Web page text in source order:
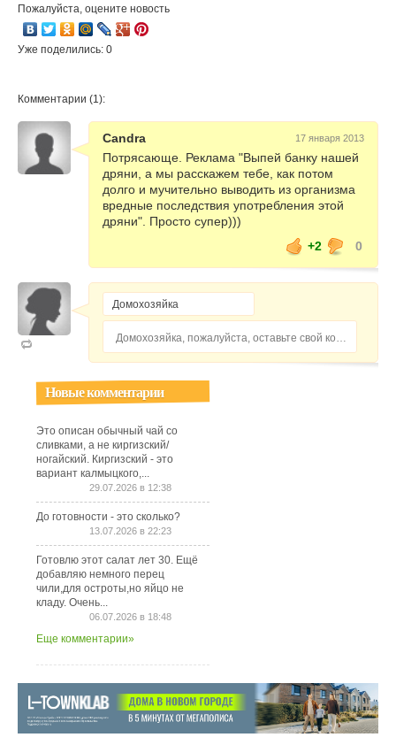
Пожалуйста, оцените новость
Уже поделились: 0
Комментарии (1):
Candra 17 января 2013
Потрясающе. Реклама "Выпей банку нашей
дряни, а мы расскажем тебе, как потом
долго и мучительно выводить из организма
вредные последствия употребления этой
дряни". Просто супер)))
+2
0
Домохозяйка, пожалуйста, оставьте свой комментарий...
Новые комментарии
Это описан обычный чай со
сливками, а не киргизский/
ногайский. Киргизский - это
вариант калмыцкого,...
29.07.2026 в 12:38
До готовности - это сколько?
13.07.2026 в 22:23
Готовлю этот салат лет 30. Ещё
добавляю немного перец
чили,для остроты,но яйцо не
кладу. Очень...
06.07.2026 в 18:48
Еще комментарии»